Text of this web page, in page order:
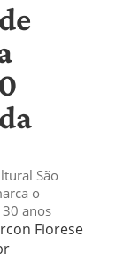
São
o
anos
Fiorese